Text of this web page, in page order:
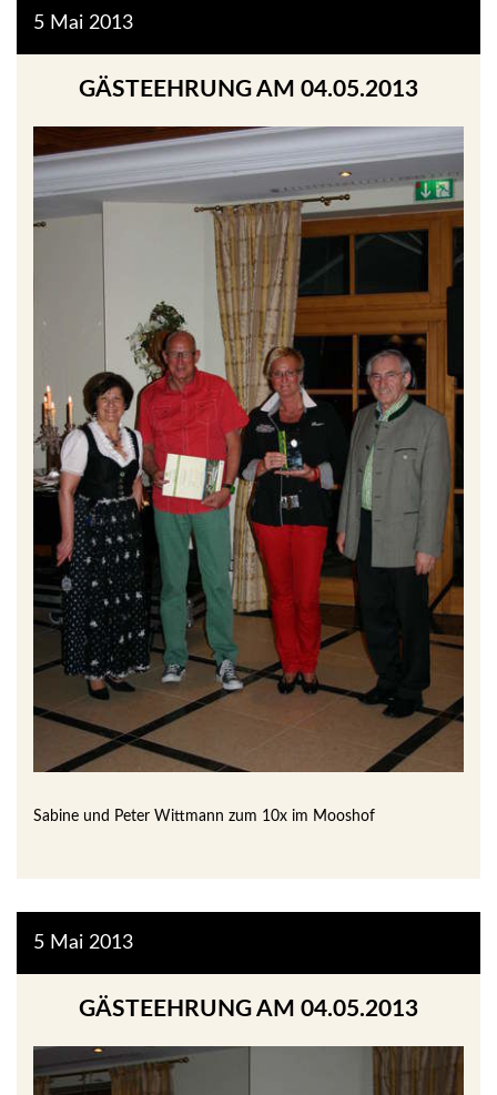
2013
5 Mai
GÄSTEEHRUNG AM 04.05.2013
Sabine und Peter Wittmann zum 10x im Mooshof
2013
5 Mai
GÄSTEEHRUNG AM 04.05.2013